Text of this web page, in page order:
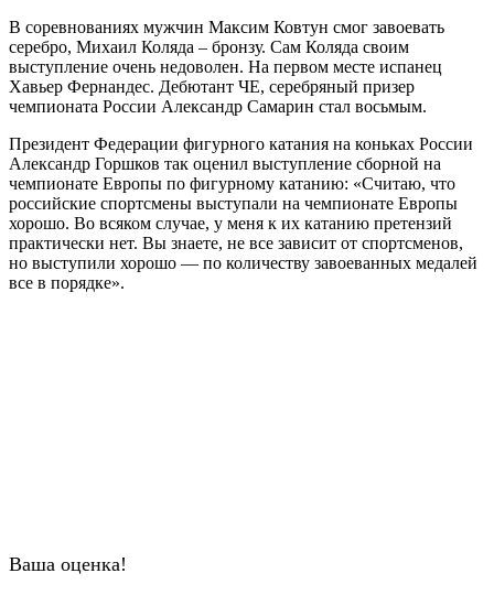
В соревнованиях мужчин Максим Ковтун смог завоевать
серебро, Михаил Коляда – бронзу. Сам Коляда своим
выступление очень недоволен. На первом месте испанец
Хавьер Фернандес. Дебютант ЧЕ, серебряный призер
чемпионата России Александр Самарин стал восьмым.
Президент Федерации фигурного катания на коньках России
Александр Горшков так оценил выступление сборной на
чемпионате Европы по фигурному катанию: «Считаю, что
российские спортсмены выступали на чемпионате Европы
хорошо. Во всяком случае, у меня к их катанию претензий
практически нет. Вы знаете, не все зависит от спортсменов,
но выступили хорошо — по количеству завоеванных медалей
все в порядке».
Ваша оценка!